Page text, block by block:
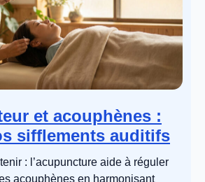
et acouphènes :
sifflements auditifs
: l’acupuncture aide à réguler
acouphènes en harmonisant